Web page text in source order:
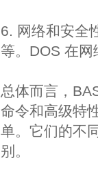
6. 网络和安全
等。DOS 在网
总体而言，
命令和高级特
单。它们的不
别。